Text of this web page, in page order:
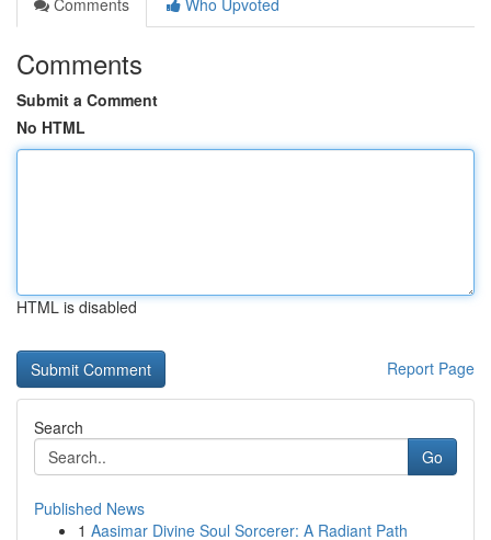
Comments
Who Upvoted
Comments
Submit a Comment
No HTML
HTML is disabled
Report Page
Search
Go
Published News
1 Aasimar Divine Soul Sorcerer: A Radiant Path